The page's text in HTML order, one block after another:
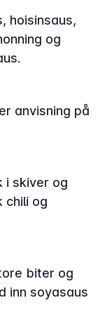
hoisinsaus,
og
anvisning på
i skiver og
chili og
biter og
inn soyasaus